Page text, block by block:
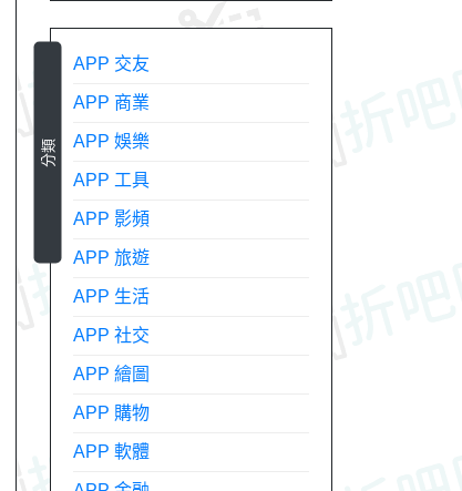
分類
APP 交友
APP 商業
APP 娛樂
APP 工具
APP 影頻
APP 旅遊
APP 生活
APP 社交
APP 繪圖
APP 購物
APP 軟體